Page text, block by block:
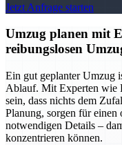
Jetzt Anfrage starten
Umzug planen mit
reibungslosen
Ein gut geplanter Umzug
Ablauf. Mit Experten wie
sein, dass nichts dem
Planung, sorgen für
notwendigen Details –
konzentrieren können.